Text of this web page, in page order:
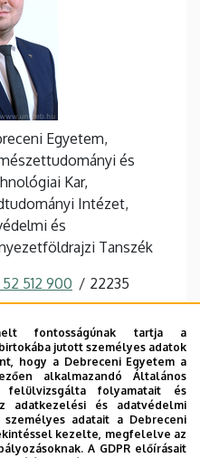
Egyetem,
és
Kar,
Intézet,
és
Tanszék
512 900 22235
Debrecen Egyetem tér 1
épület
B202 (oktatói
fontosságúnak tartja a
jutott személyes adatok
hogy a Debreceni Egyetem a
alkalmazandó Általános
felülvizsgálta folyamatait és
adatkezelési és adatvédelmi
adatait a Debreceni
kezelte, megfelelve az
A GDPR előírásait